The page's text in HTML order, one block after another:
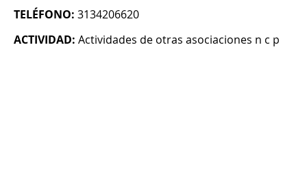
TELÉFONO: 3134206620
ACTIVIDAD: Actividades de otras asociaciones n c p